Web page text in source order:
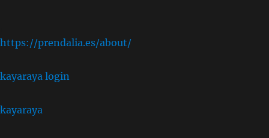
https://prendalia.es/about/
kayaraya login
kayaraya